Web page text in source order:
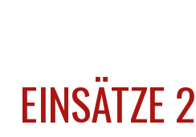
EINSÄTZE